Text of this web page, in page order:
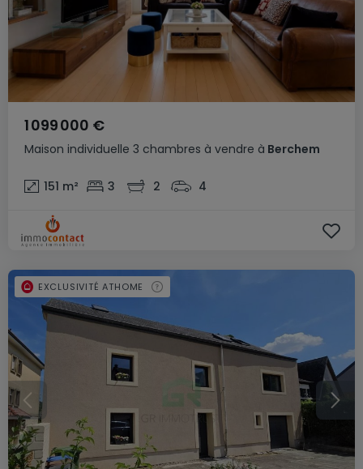
Maison individuelle 3 chambres à vendre à Berchem
1 099 000 €
151 m² 3 2 4
EXCLUSIVITÉ ATHOME